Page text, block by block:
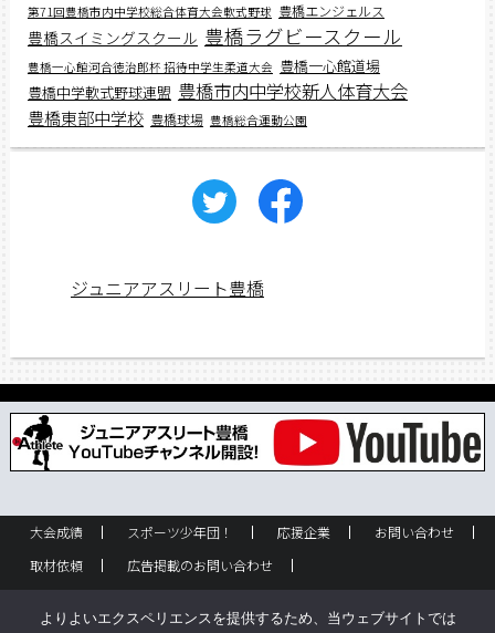
第71回豊橋市内中学校総合体育大会軟式野球 豊橋エンジェルス
豊橋スイミングスクール 豊橋ラグビースクール
豊橋一心館河合徳治郎杯 招待中学生柔道大会 豊橋一心館道場
豊橋中学軟式野球連盟 豊橋市内中学校新人体育大会
豊橋東部中学校 豊橋球場 豊橋総合運動公園
ジュニアアスリート豊橋
大会成績 スポーツ少年団！ 応援企業
お問い合わせ
取材依頼
広告掲載のお問い合わせ
よりよいエクスペリエンスを提供するため、当ウェブサイトでは